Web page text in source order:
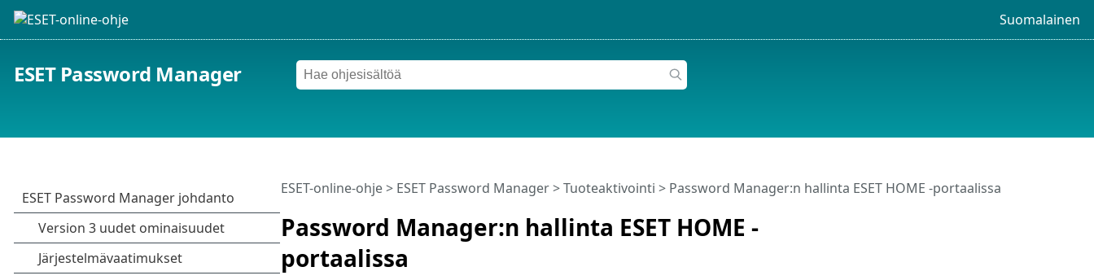
Suomalainen
ESET Password Manager
Password Manager:n hallinta ESET HOME -
portaalissa
ESET-online-ohje> ESET Password Manager>Tuoteaktivointi > Password Manager:n hallinta ESET HOME -portaalissa